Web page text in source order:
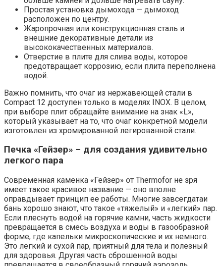
Простая установка дымохода — дымоход
расположен по центру.
Жаропрочная или конструкционная сталь и
внешние декоративные детали из
высококачественных материалов.
Отверстие в плите для слива воды, которое
предотвращает коррозию, если плита переполнена
водой.
Важно помнить, что очаг из нержавеющей стали в
Compact 12 доступен только в моделях INOX. В целом,
при выборе плит обращайте внимание на знак «L»,
который указывает на то, что очаг конкретной модели
изготовлен из хромированной легированной стали.
Печка «Гейзер» – для создания удивительно
легкого пара
Современная каменка «Гейзер» от Thermofor не зря
имеет такое красивое название — оно вполне
оправдывает принцип ее работы. Многие завсегдатаи
бань хорошо знают, что такое «тяжелый» и «легкий» пар.
Если плеснуть водой на горячие камни, часть жидкости
превращается в смесь воздуха и воды в газообразной
форме, где капельки микроскопические и их немного.
Это легкий и сухой пар, приятный для тела и полезный
для здоровья. Другая часть сброшенной воды